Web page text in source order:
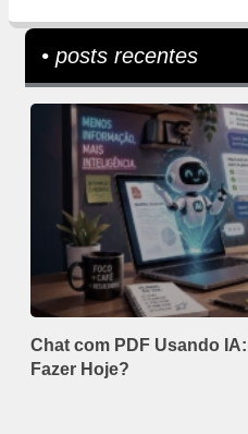
• posts recentes
Chat com PDF Usando
Fazer Hoje?